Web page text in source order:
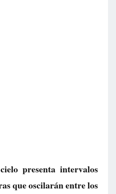
presenta intervalos
que oscilarán entre los